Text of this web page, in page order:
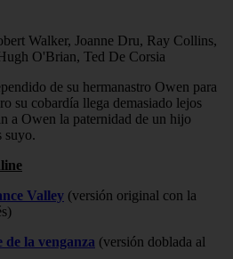
Walker, Joanne Dru, Ray Collins,
O'Brian, Ted De Corsia
de su hermanastro Owen para
su cobardía llega demasiado lejos
a Owen la paternidad de un hijo
suyo.
Valley (versión original con la
de la venganza (versión doblada al